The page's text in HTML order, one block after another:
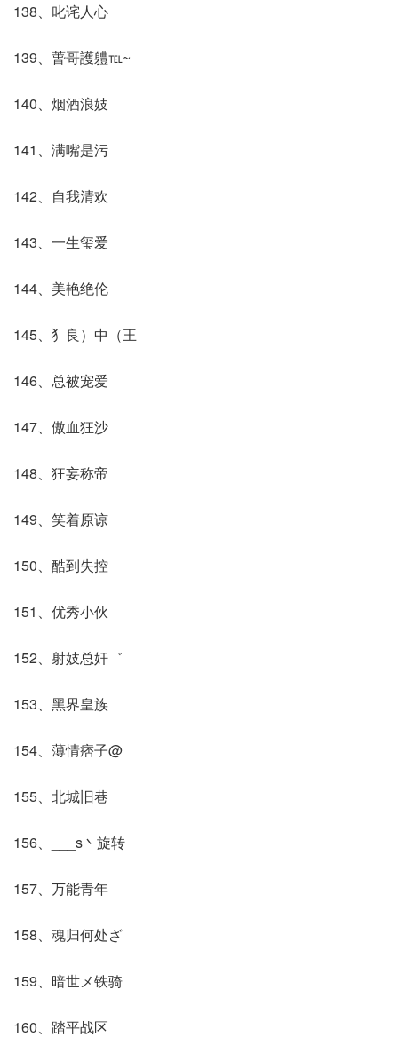
138、叱诧人心
139、萅哥護軆℡~
140、烟酒浪妓
141、满嘴是污
142、自我清欢
143、一生玺爱
144、美艳绝伦
145、犭良）中（王
146、总被宠爱
147、傲血狂沙
148、狂妄称帝
149、笑着原谅
150、酷到失控
151、优秀小伙
152、射妓总奸゛
153、黑界皇族
154、薄情痞子@
155、北城旧巷
156、___s丶旋转
157、万能青年
158、魂归何处ざ
159、暗世メ铁骑
160、踏平战区